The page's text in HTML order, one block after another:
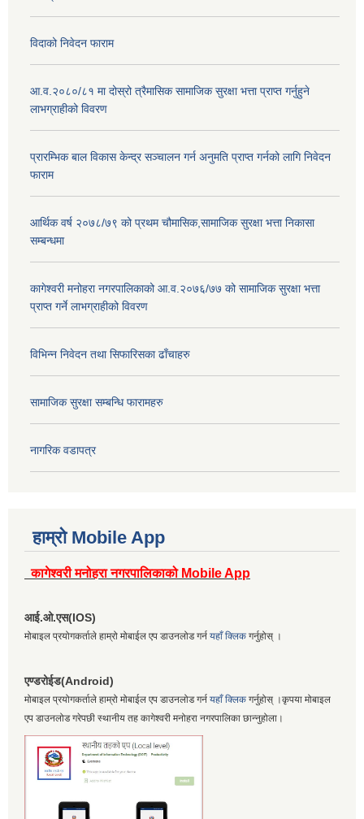
विदाको निवेदन फाराम
आ.व.२०८०/८१ मा दोस्रो त्रैमासिक सामाजिक सुरक्षा भत्ता प्राप्त गर्नुहुने
लाभग्राहीको विवरण
प्रारम्भिक बाल विकास केन्द्र सञ्चालन गर्न अनुमति प्राप्त गर्नको लागि निवेदन
फाराम
आर्थिक वर्ष २०७८/७९ को प्रथम चौमासिक,सामाजिक सुरक्षा भत्ता निकासा
सम्बन्धमा
कागेश्वरी मनोहरा नगरपालिकाको आ.व.२०७६/७७ को सामाजिक सुरक्षा भत्ता
प्राप्त गर्ने लाभग्राहीको विवरण
विभिन्न निवेदन तथा सिफारिसका ढाँचाहरु
सामाजिक सुरक्षा सम्बन्धि फारामहरु
नागरिक वडापत्र
हाम्रो Mobile App
कागेश्वरी मनोहरा नगरपालिकाको Mobile App
आई.ओ.एस(IOS)
मोबाइल प्रयोगकर्ताले हाम्रो मोबाईल एप डाउनलोड गर्न यहाँ क्लिक गर्नुहोस् ।
एण्डरोईड(Android)
मोबाइल प्रयोगकर्ताले हाम्रो मोबाईल एप डाउनलोड गर्न यहाँ क्लिक गर्नुहोस् ।कृपया मोबाइल
एप डाउनलोड गरेपछी स्थानीय तह कागेश्वरी मनोहरा नगरपालिका छान्नुहोला।